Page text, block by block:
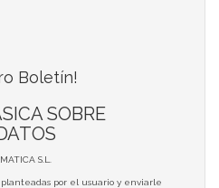
Boletín!
SOBRE
S.L.
planteadas por el usuario y enviarle